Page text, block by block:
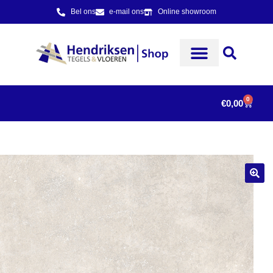
Bel ons e-mail ons Online showroom
€0,00 0